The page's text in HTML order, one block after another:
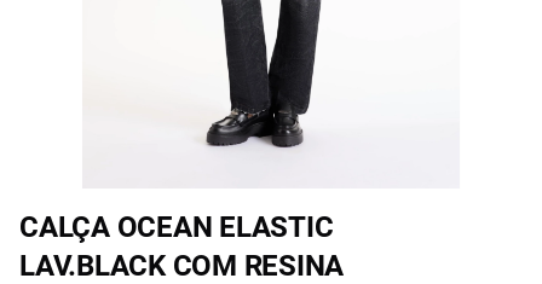
CALÇA OCEAN ELASTIC
LAV.BLACK COM RESINA